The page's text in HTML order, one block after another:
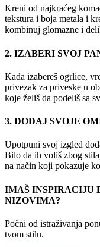
Kreni od najkraćeg
tekstura i boja metala i
kombinuj glomazne i
2. IZABERI SVOJ
Kada izabereš ogrlice,
privezak za priveske u
koje želiš da podeliš sa
3. DODAJ SVOJE
Upotpuni svoj izgled
Bilo da ih voliš zbog
na način koji pokazuje
IMAŠ INSPIRACIJU
NIZOVIMA?
Počni od istraživanja
tvom stilu.